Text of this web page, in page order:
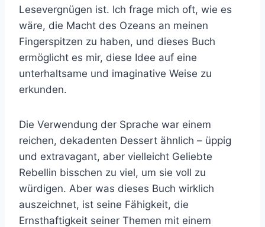
Lesevergnügen ist. Ich frage mich oft, wie es
wäre, die Macht des Ozeans an meinen
Fingerspitzen zu haben, und dieses Buch
ermöglicht es mir, diese Idee auf eine
unterhaltsame und imaginative Weise zu
erkunden.
Die Verwendung der Sprache war einem
reichen, dekadenten Dessert ähnlich – üppig
und extravagant, aber vielleicht Geliebte
Rebellin bisschen zu viel, um sie voll zu
würdigen. Aber was dieses Buch wirklich
auszeichnet, ist seine Fähigkeit, die
Ernsthaftigkeit seiner Themen mit einem